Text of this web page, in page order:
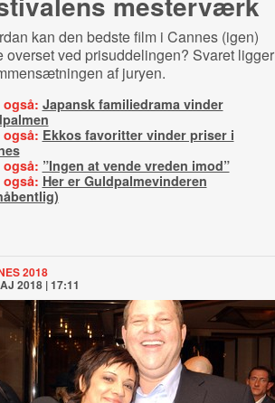
kan den bedste film i Cannes (igen)
overset ved prisuddelingen? Svaret ligger
af juryen.
Japansk familiedrama vinder
Ekkos favoritter vinder priser i
”Ingen at vende vreden imod”
Her er Guldpalmevinderen
2018
2018 | 17:11